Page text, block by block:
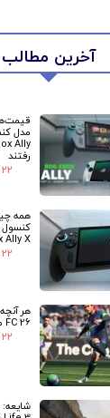
آخرین مطالب
مدل
رفتند
۲۲ مرداد ۰۴
همه
Ally X
۲۲ مرداد ۰۴
هر
FC 26 می‌دانیم
۲۲ مرداد ۰۴